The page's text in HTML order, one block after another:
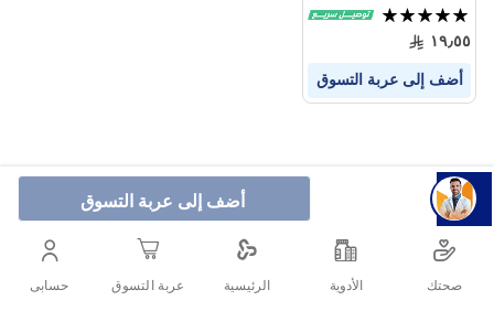
أضف إلى عربة التسوق
تقييم:
100%
١٩٫٥٥
أضف إلى عربة التسوق
صحتك الأدوية الرئيسية عربة التسوق حسابى